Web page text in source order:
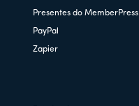
Presentes do MemberPress
PayPal
Zapier